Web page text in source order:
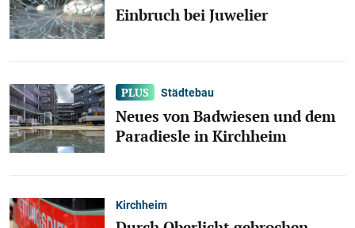
Einbruch bei Juwelier
Städtebau
Neues von Badwiesen und dem
Paradiesle in Kirchheim
Kirchheim